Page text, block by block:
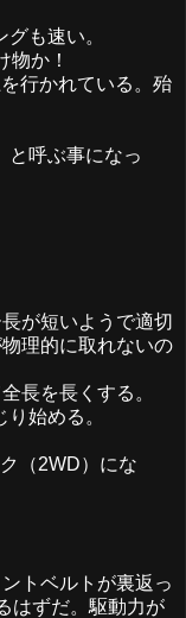
も速い。
物か！
行かれている。殆
と呼ぶ事になっ
が短いようで適切
理的に取れないの
長を長くする。
始める。
（2WD）にな
トベルトが裏返っ
はずだ。駆動力が